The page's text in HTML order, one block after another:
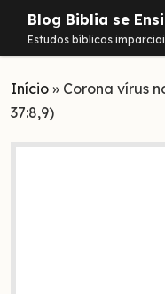
Blog Biblia se
Estudos bíblicos
Estudos
Notificações
Início » Corona vírus
37:8,9)